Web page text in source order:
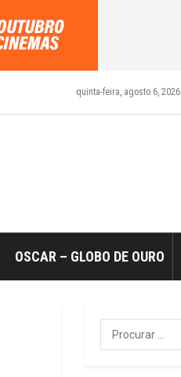
quinta-feira, agosto 6, 2026
OSCAR – GLOBO DE OURO